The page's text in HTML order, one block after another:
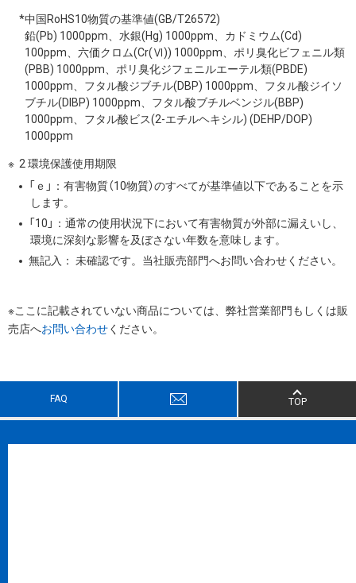
*中国RoHS10物質の基準値(GB/T26572)
鉛(Pb) 1000ppm、水銀(Hg) 1000ppm、カドミウム(Cd)
100ppm、六価クロム(Cr(Ⅵ)) 1000ppm、ポリ臭化ビフェニル類
(PBB) 1000ppm、ポリ臭化ジフェニルエーテル類(PBDE)
1000ppm、フタル酸ジブチル(DBP) 1000ppm、フタル酸ジイソ
ブチル(DIBP) 1000ppm、フタル酸ブチルベンジル(BBP)
1000ppm、フタル酸ビス(2-エチルヘキシル) (DEHP/DOP)
1000ppm
2 環境保護使用期限
「ｅ」：有害物質（10物質）のすべてが基準値以下であることを示
します。
「10」：通常の使用状況下において有害物質が外部に漏えいし、
環境に深刻な影響を及ぼさない年数を意味します。
無記入： 未確認です。当社販売部門へお問い合わせください。
※ここに記載されていない商品については、弊社営業部門もしくは販
売店へお問い合わせください。
FAQ TOP